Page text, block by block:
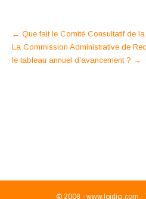
Post
navigation
← Que fait le Comité Consultatif de
La Commission Administrative de
le tableau annuel d’avancement ? →
© 2008 - www.loidici.com -